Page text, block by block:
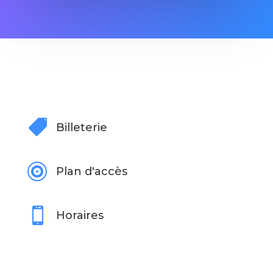
 Billeterie
 Plan d'accès
 Horaires